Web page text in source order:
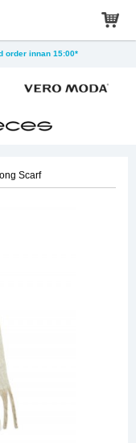
order innan 15:00*
Scarf